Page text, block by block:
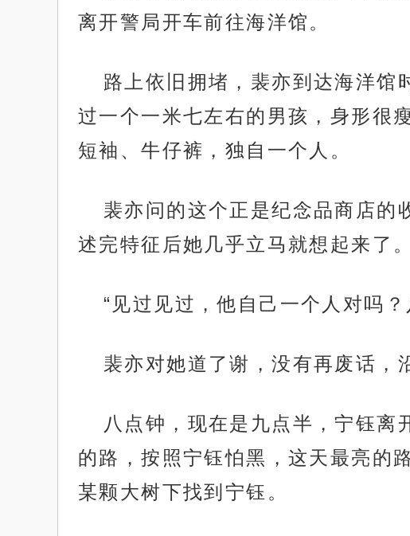
离开警局开车前往海洋馆。
路上依旧拥堵，裴亦到达海洋馆
过一个一米七左右的男孩，身形很
短袖、牛仔裤，独自一个人。
裴亦问的这个正是纪念品商店的
述完特征后她几乎立马就想起来了。
“见过见过，他自己一个人对吗
裴亦对她道了谢，没有再废话，
八点钟，现在是九点半，宁钰离
的路，按照宁钰怕黑，这天最亮的
某颗大树下找到宁钰。